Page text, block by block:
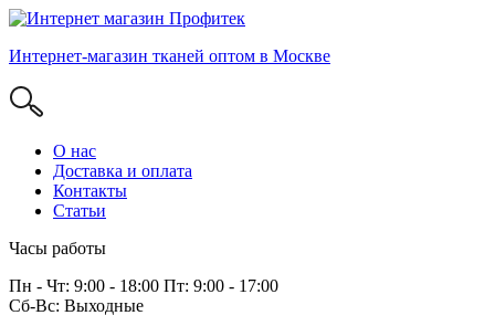
Интернет-магазин тканей оптом в Москве
О нас
Доставка и оплата
Контакты
Статьи
Часы работы
Пн - Чт: 9:00 - 18:00 Пт: 9:00 - 17:00
Сб-Вс: Выходные